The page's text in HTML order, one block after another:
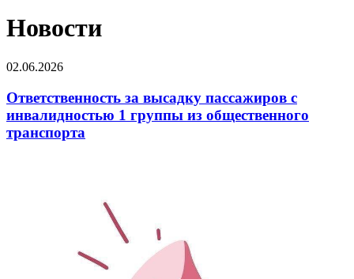
Новости
02.06.2026
Ответственность за высадку пассажиров с
инвалидностью 1 группы из общественного
транспорта